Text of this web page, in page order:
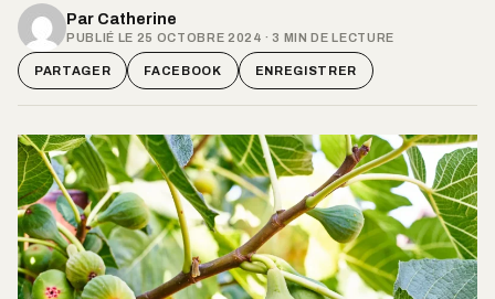
Par Catherine
PUBLIÉ LE 25 OCTOBRE 2024 · 3 MIN DE LECTURE
PARTAGER FACEBOOK ENREGISTRER